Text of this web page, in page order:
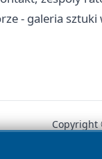
- galeria
Copyright